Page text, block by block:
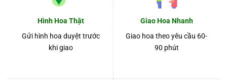
Hình Hoa Thật
Gửi hình hoa duyệt trước
khi giao
Giao Hoa Nhanh
Giao hoa theo yêu cầu 60-
90 phút